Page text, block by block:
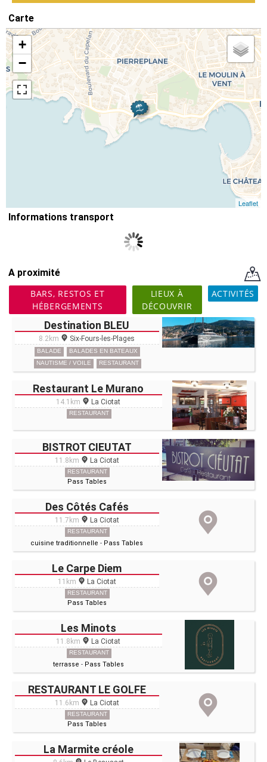
Carte
+
−
Leaflet
Informations transport
A proximité
BARS, RESTOS ET
HÉBERGEMENTS
LIEUX À
DÉCOUVRIR
ACTIVITÉS
Destination BLEU
8.2km Six-Fours-les-Plages
BALADE
BALADES EN BATEAUX
NAUTISME / VOILE
RESTAURANT
Restaurant Le Murano
14.1km La Ciotat
RESTAURANT
BISTROT CIEUTAT
11.8km La Ciotat
RESTAURANT
Pass Tables
Des Côtés Cafés
11.7km La Ciotat
RESTAURANT
cuisine traditionnelle - Pass Tables
Le Carpe Diem
11km La Ciotat
RESTAURANT
Pass Tables
Les Minots
11.8km La Ciotat
RESTAURANT
terrasse - Pass Tables
RESTAURANT LE GOLFE
11.6km La Ciotat
RESTAURANT
Pass Tables
La Marmite créole